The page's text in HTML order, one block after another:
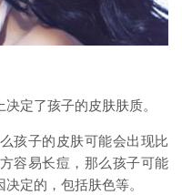
定了孩子的皮肤肤质。
孩子的皮肤可能会出现比
容易长痘，那么孩子可能
定的，包括肤色等。